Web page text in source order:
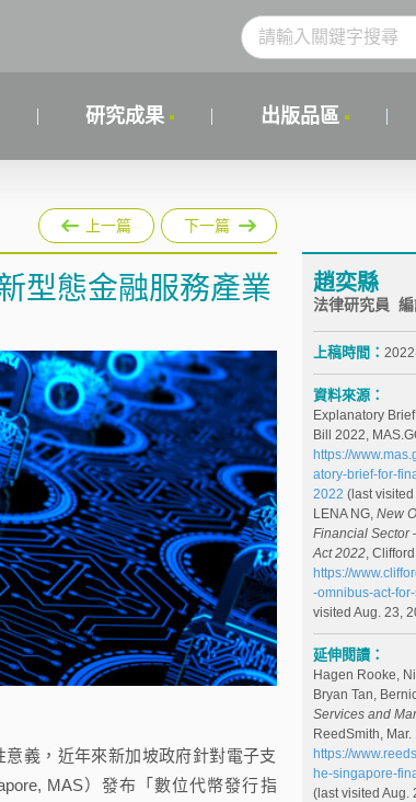
研究成果 出版品區
上一篇 下一篇
型態金融服務產業
義，近年來新加坡政府針對電子支
MAS）發布「數位代幣發行指
趙奕縣
法律研究員 編
上稿時間： 2022
資料來源：
Explanatory
Bill 2022,
https://
atory-brief-for-
2022 (last
LENA NG, New
Financial Sector
Act 2022,
https://
-omnibus-act-
visited Aug. 23,
延伸閱讀：
Hagen Rooke,
Bryan Tan,
Services and
ReedSmith, Mar.
https://
he-singapore-
(last visited Aug.